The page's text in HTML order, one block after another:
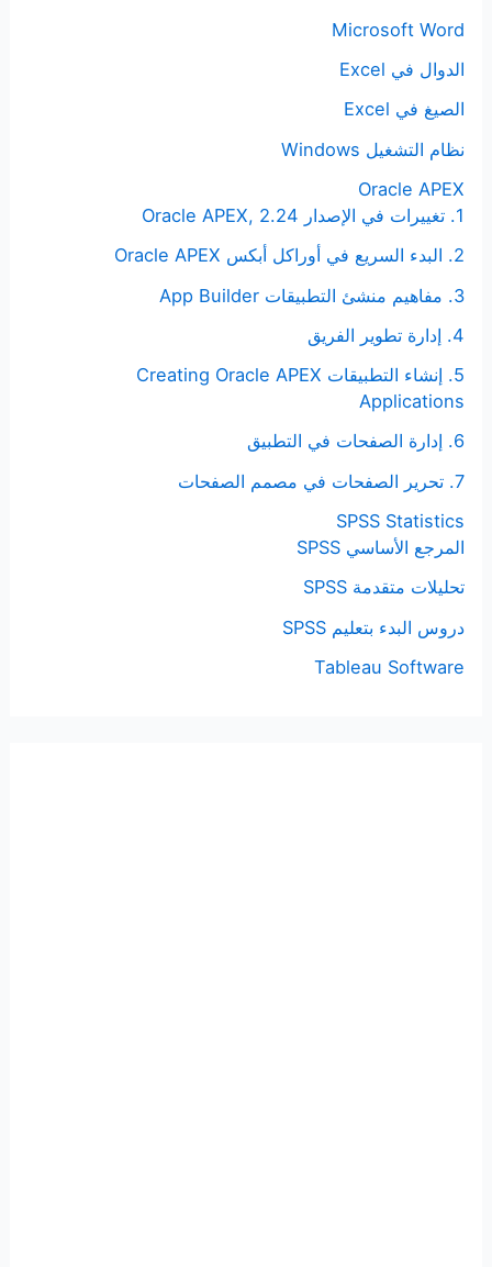
Microsoft Word
الدوال في Excel
الصيغ في Excel
نظام التشغيل Windows
Oracle APEX
1. تغييرات في الإصدار Oracle APEX, 2.24
2. البدء السريع في أوراكل أبكس Oracle APEX
3. مفاهيم منشئ التطبيقات App Builder
4. إدارة تطوير الفريق
5. إنشاء التطبيقات Creating Oracle APEX
Applications
6. إدارة الصفحات في التطبيق
7. تحرير الصفحات في مصمم الصفحات
SPSS Statistics
المرجع الأساسي SPSS
تحليلات متقدمة SPSS
دروس البدء بتعليم SPSS
Tableau Software